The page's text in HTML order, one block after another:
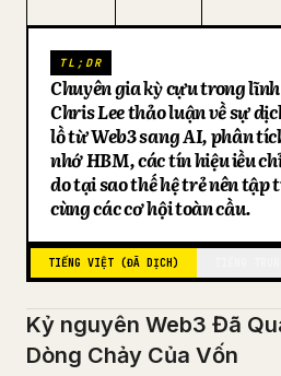
Blog
Cập nhật
TL;DR
Chuyên gia kỳ cựu trong
Chris Lee thảo luận về sự
lồ từ Web3 sang AI, phân
nhớ HBM, các tín hiệu điều
do tại sao thế hệ trẻ nên
cùng các cơ hội toàn cầu.
TIẾNG VIỆT (ĐÃ DỊCH)
Kỷ nguyên Web3 Đã
Dòng Chảy Của Vốn